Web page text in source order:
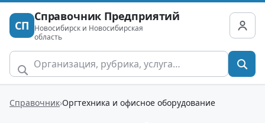
СП
Справочник Предприятий
Новосибирск и Новосибирская
область
Справочник Оргтехника и офисное оборудование